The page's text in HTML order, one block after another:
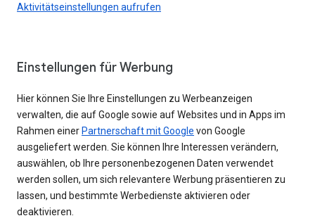
Aktivitätseinstellungen aufrufen
Einstellungen für Werbung
Hier können Sie Ihre Einstellungen zu Werbeanzeigen
verwalten, die auf Google sowie auf Websites und in Apps im
Rahmen einer Partnerschaft mit Google von Google
ausgeliefert werden. Sie können Ihre Interessen verändern,
auswählen, ob Ihre personenbezogenen Daten verwendet
werden sollen, um sich relevantere Werbung präsentieren zu
lassen, und bestimmte Werbedienste aktivieren oder
deaktivieren.